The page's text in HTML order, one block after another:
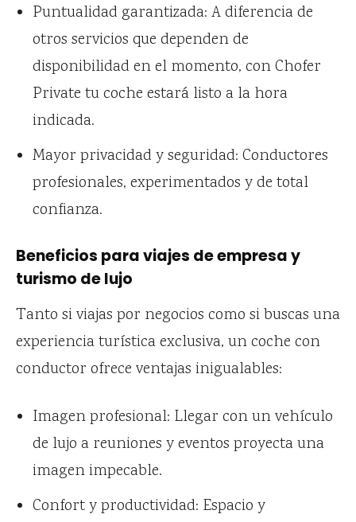
Puntualidad garantizada: A diferencia de
otros servicios que dependen de
disponibilidad en el momento, con Chofer
Private tu coche estará listo a la hora
indicada.
Mayor privacidad y seguridad: Conductores
profesionales, experimentados y de total
confianza.
Beneficios para viajes de empresa y
turismo de lujo
Tanto si viajas por negocios como si buscas una
experiencia turística exclusiva, un coche con
conductor ofrece ventajas inigualables:
Imagen profesional: Llegar con un vehículo
de lujo a reuniones y eventos proyecta una
imagen impecable.
Confort y productividad: Espacio y